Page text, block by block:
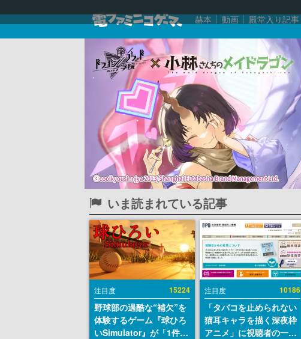
赫本 動画 殿堂入り記事
いま読まれている記事
注目度 15224
野球部の過酷な“補欠”を
体験するゲーム『球ひろ
いSimulator』が「1件」
注目度 10186
「タバコを止められない
猫耳キャラを描く深夜枠
アニメ」に視聴者の一部